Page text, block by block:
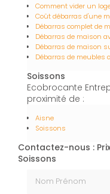
Comment vider un
Coût débarras d'une
Débarras complet de
Débarras de maison
Débarras de maison
Débarras de meubles
Soissons
Ecobrocante
proximité de :
Aisne
Soissons
Contactez-nous :
Soissons